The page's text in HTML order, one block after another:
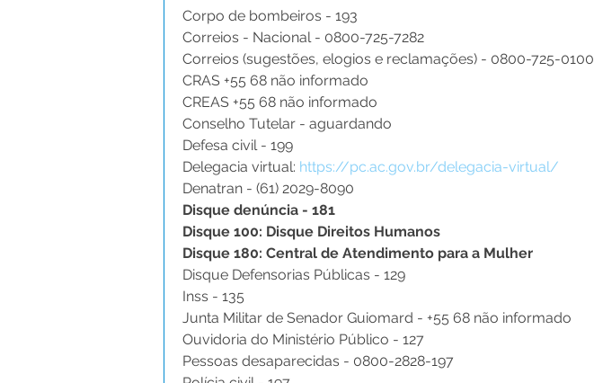
Corpo de bombeiros - 193
Correios - Nacional - 0800-725-7282
Correios (sugestões, elogios e reclamações) - 0800-725-0100
CRAS +55 68 não informado
CREAS +55 68 não informado
Conselho Tutelar - aguardando
Defesa civil - 199
Delegacia virtual: https://pc.ac.gov.br/delegacia-virtual/
Denatran - (61) 2029-8090
Disque denúncia - 181
Disque 100: Disque Direitos Humanos
Disque 180: Central de Atendimento para a Mulher
Disque Defensorias Públicas - 129
Inss - 135
Junta Militar de Senador Guiomard - +55 68 não informado
Ouvidoria do Ministério Público - 127
Pessoas desaparecidas - 0800-2828-197